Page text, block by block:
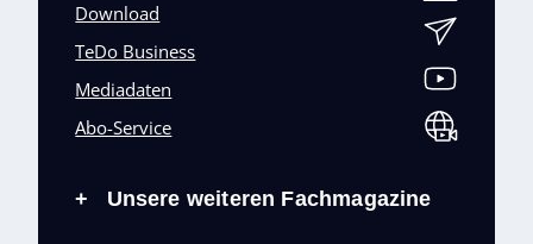
Download
TeDo Business
Mediadaten
Abo-Service
+ Unsere weiteren Fachmagazine